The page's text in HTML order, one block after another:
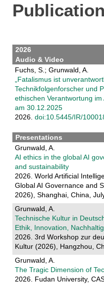
2026
Audio & Video
Fuchs, S.; Grunwald, A.
„Fatalismus ist
Technikfolgenforscher und
ethischen Verantwortung
am 30.12.2025
2026. doi:10.5445/IR/
Presentations
Grunwald, A.
AI ethics in the global AI
and sustainability
2026. World Artificial
Global AI Governance and
2026), Shanghai, China,
Grunwald, A.
Technische Kultur in
Ethik, Innovation,
2026. 3rd Workshop zur
Kultur (2026), Hangzhou,
Grunwald, A.
The Tragic Dimension of
2026. Fudan University,